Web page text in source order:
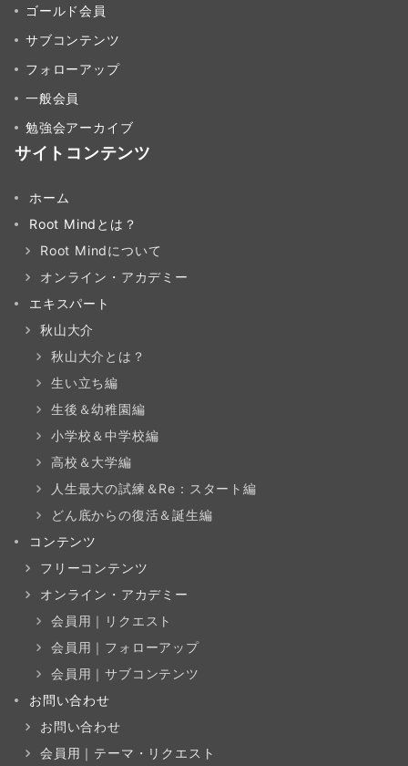
ゴールド会員
サブコンテンツ
フォローアップ
一般会員
勉強会アーカイブ
サイトコンテンツ
ホーム
Root Mindとは？
Root Mindについて
オンライン・アカデミー
エキスパート
秋山大介
秋山大介とは？
生い立ち編
生後＆幼稚園編
小学校＆中学校編
高校＆大学編
人生最大の試練＆Re：スタート編
どん底からの復活＆誕生編
コンテンツ
フリーコンテンツ
オンライン・アカデミー
会員用｜リクエスト
会員用｜フォローアップ
会員用｜サブコンテンツ
お問い合わせ
お問い合わせ
会員用｜テーマ・リクエスト